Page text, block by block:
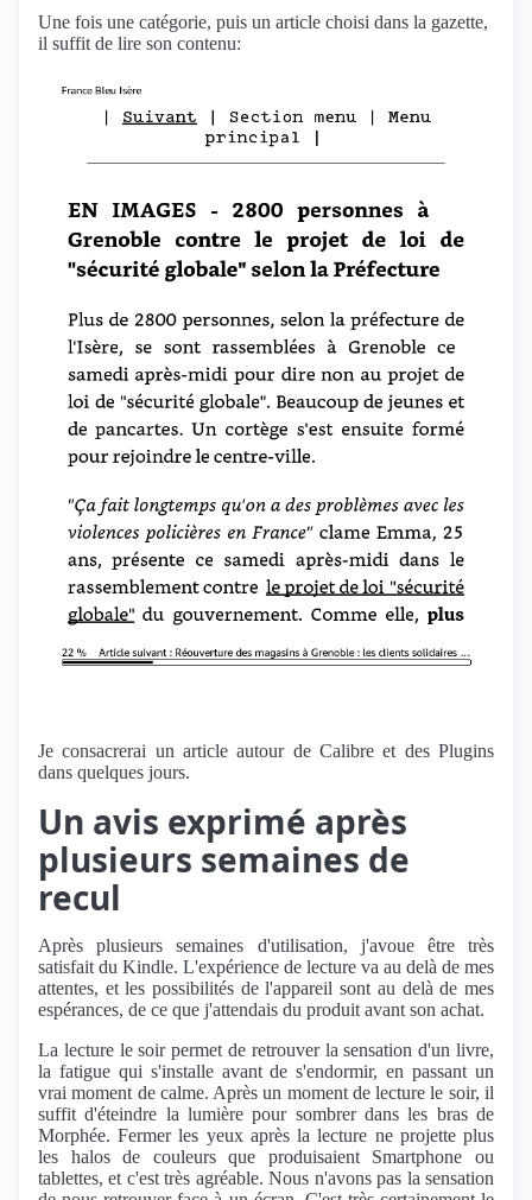
Une fois une catégorie, puis un article choisi dans la gazette,
il suffit de lire son contenu:
Je consacrerai un article autour de Calibre et des Plugins
dans quelques jours.
Un avis exprimé après
plusieurs semaines de
recul
Après plusieurs semaines d'utilisation, j'avoue être très
satisfait du Kindle. L'expérience de lecture va au delà de mes
attentes, et les possibilités de l'appareil sont au delà de mes
espérances, de ce que j'attendais du produit avant son achat.
La lecture le soir permet de retrouver la sensation d'un livre,
la fatigue qui s'installe avant de s'endormir, en passant un
vrai moment de calme. Après un moment de lecture le soir, il
suffit d'éteindre la lumière pour sombrer dans les bras de
Morphée. Fermer les yeux après la lecture ne projette plus
les halos de couleurs que produisaient Smartphone ou
tablettes, et c'est très agréable. Nous n'avons pas la sensation